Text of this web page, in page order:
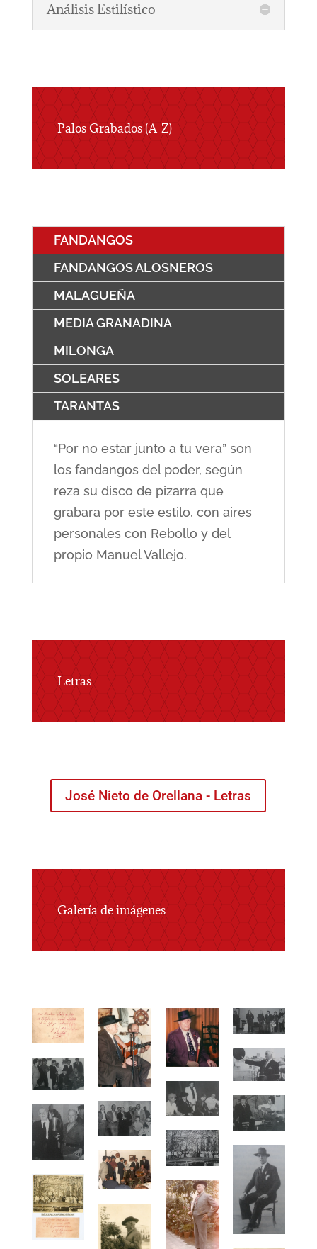
Análisis Estilístico
Palos Grabados (A-Z)
FANDANGOS
FANDANGOS ALOSNEROS
MALAGUEÑA
MEDIA GRANADINA
MILONGA
SOLEARES
TARANTAS
“Por no estar junto a tu vera” son
los fandangos del poder, según
reza su disco de pizarra que
grabara por este estilo, con aires
personales con Rebollo y del
propio Manuel Vallejo.
Letras
José Nieto de Orellana - Letras
Galería de imágenes